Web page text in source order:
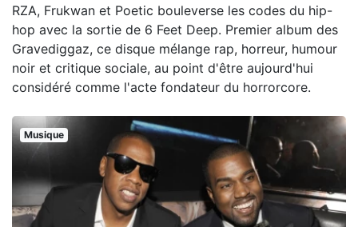
RZA, Frukwan et Poetic bouleverse les codes du hip-
hop avec la sortie de 6 Feet Deep. Premier album des
Gravediggaz, ce disque mélange rap, horreur, humour
noir et critique sociale, au point d'être aujourd'hui
considéré comme l'acte fondateur du horrorcore.
Musique